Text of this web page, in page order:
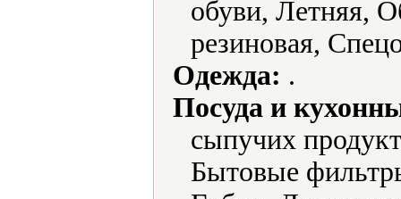
обуви, Летняя,
резиновая,
Одежда: .
Посуда и
сыпучих
Бытовые